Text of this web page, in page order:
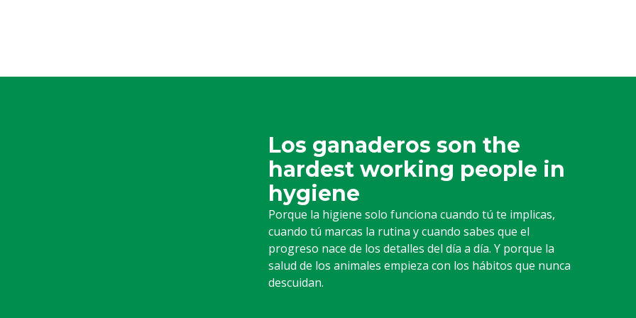
Los ganaderos son the
hardest working people in
hygiene
Porque la higiene solo funciona cuando tú te implicas,
cuando tú marcas la rutina y cuando sabes que el
progreso nace de los detalles del día a día. Y porque la
salud de los animales empieza con los hábitos que nunca
descuidan.